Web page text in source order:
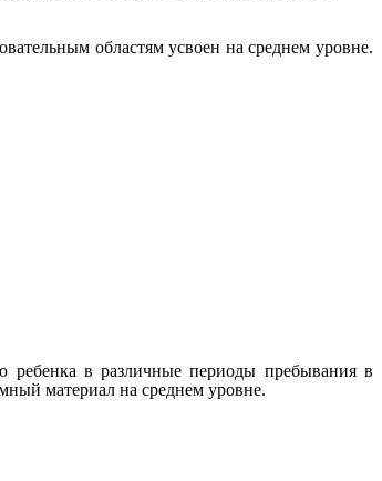
областям усвоен на среднем уровне.
ребенка в различные периоды пребывания в
материал на среднем уровне.